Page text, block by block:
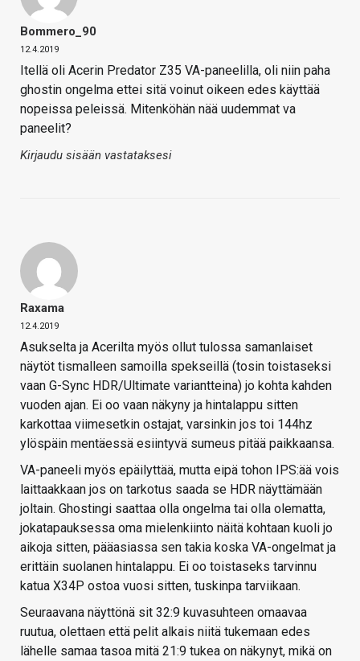
Bommero_90
12.4.2019
Itellä oli Acerin Predator Z35 VA-paneelilla, oli niin paha
ghostin ongelma ettei sitä voinut oikeen edes käyttää
nopeissa peleissä. Mitenköhän nää uudemmat va
paneelit?
Kirjaudu sisään vastataksesi
Raxama
12.4.2019
Asukselta ja Acerilta myös ollut tulossa samanlaiset
näytöt tismalleen samoilla spekseillä (tosin toistaseksi
vaan G-Sync HDR/Ultimate variantteina) jo kohta kahden
vuoden ajan. Ei oo vaan näkyny ja hintalappu sitten
karkottaa viimesetkin ostajat, varsinkin jos toi 144hz
ylöspäin mentäessä esiintyvä sumeus pitää paikkaansa.
VA-paneeli myös epäilyttää, mutta eipä tohon IPS:ää vois
laittaakkaan jos on tarkotus saada se HDR näyttämään
joltain. Ghostingi saattaa olla ongelma tai olla olematta,
jokatapauksessa oma mielenkiinto näitä kohtaan kuoli jo
aikoja sitten, pääasiassa sen takia koska VA-ongelmat ja
erittäin suolanen hintalappu. Ei oo toistaseks tarvinnu
katua X34P ostoa vuosi sitten, tuskinpa tarviikaan.
Seuraavana näyttönä sit 32:9 kuvasuhteen omaavaa
ruutua, olettaen että pelit alkais niitä tukemaan edes
lähelle samaa tasoa mitä 21:9 tukea on näkynyt, mikä on